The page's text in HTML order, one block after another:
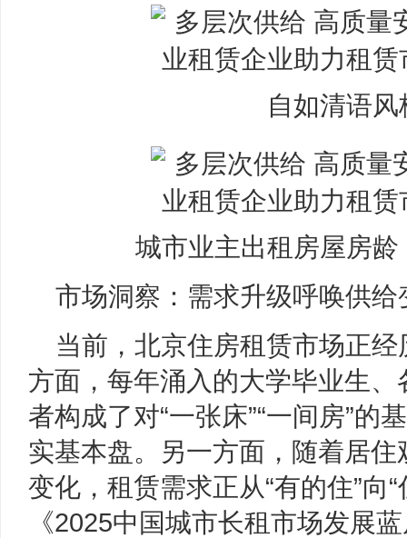
自如清语
城市业主出租房屋房
市场洞察：需求升级呼唤供给
当前，北京住房租赁市场正
方面，每年涌入的大学毕业生
者构成了对“一张床”“一间房”的
实基本盘。另一方面，随着居
变化，租赁需求正从“有的住”向
《2025中国城市长租市场发展